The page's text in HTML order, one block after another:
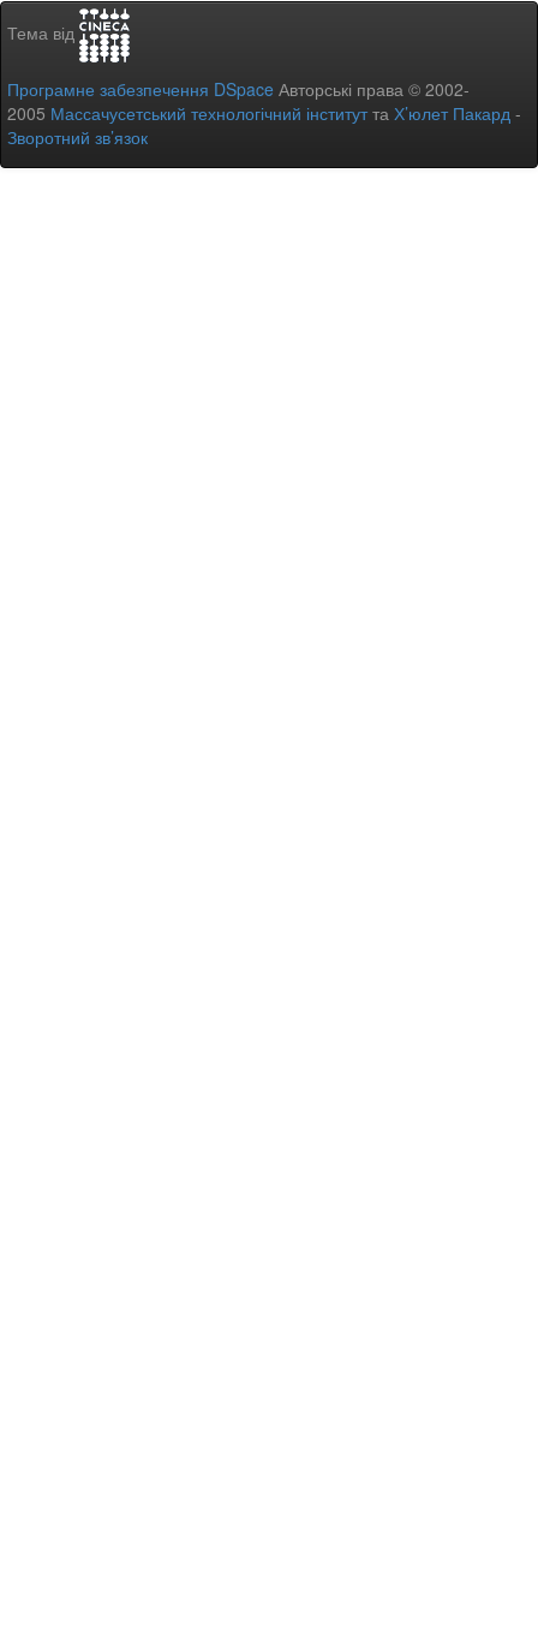
Тема від
Програмне забезпечення DSpace Авторські права © 2002-
2005 Массачусетський технологічний інститутта Х’юлет Пакард -
Зворотний зв’язок